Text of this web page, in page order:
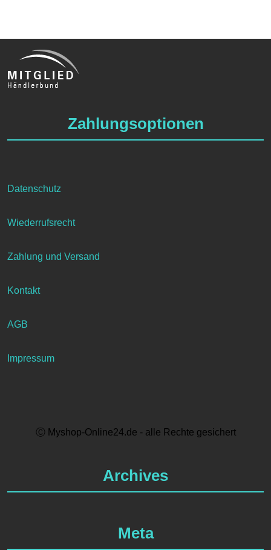
Zahlungsoptionen
Datenschutz
Wiederrufsrecht
Zahlung und Versand
Kontakt
AGB
Impressum
Ⓒ Myshop-Online24.de - alle Rechte gesichert
Archives
Meta